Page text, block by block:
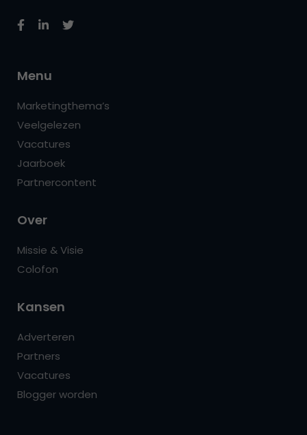
Menu
Marketingthema’s
Veelgelezen
Vacatures
Jaarboek
Partnercontent
Over
Missie & Visie
Colofon
Kansen
Adverteren
Partners
Vacatures
Blogger worden